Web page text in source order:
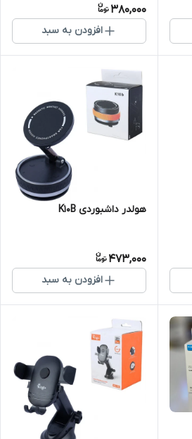
380,000
افزودن به سبد
هولدر داشبوردی K10B
473,000
افزودن به سبد